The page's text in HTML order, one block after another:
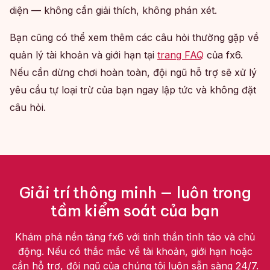
diện — không cần giải thích, không phán xét.
Bạn cũng có thể xem thêm các câu hỏi thường gặp về
quản lý tài khoản và giới hạn tại trang FAQ của fx6.
Nếu cần dừng chơi hoàn toàn, đội ngũ hỗ trợ sẽ xử lý
yêu cầu tự loại trừ của bạn ngay lập tức và không đặt
câu hỏi.
Giải trí thông minh — luôn trong
tầm kiểm soát của bạn
Khám phá nền tảng fx6 với tinh thần tỉnh táo và chủ
động. Nếu có thắc mắc về tài khoản, giới hạn hoặc
cần hỗ trợ, đội ngũ của chúng tôi luôn sẵn sàng 24/7.